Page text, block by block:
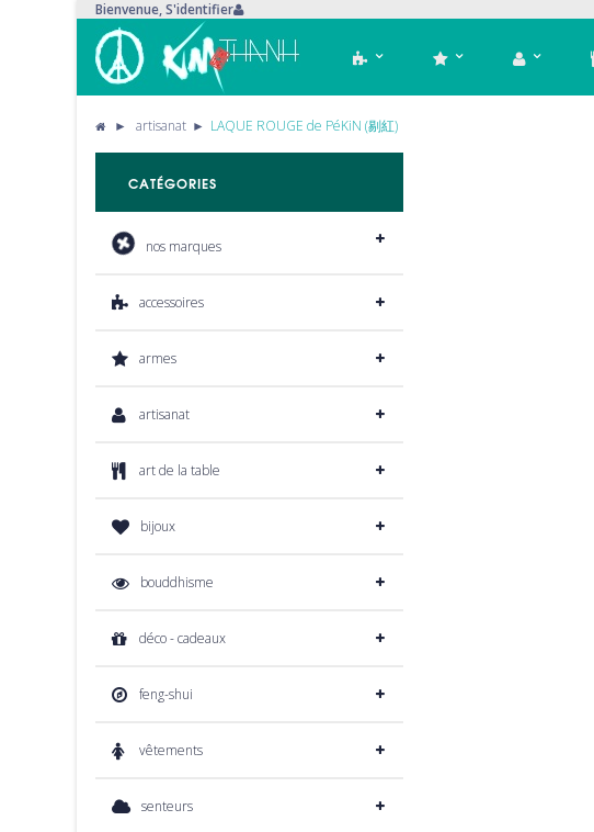
Bienvenue,S'identifier
► artisanat ► LAQUE ROUGE de PéKiN (剔紅)
CATÉGORIES
nos marques
accessoires
armes
artisanat
art de la table
bijoux
bouddhisme
déco - cadeaux
feng-shui
vêtements
senteurs